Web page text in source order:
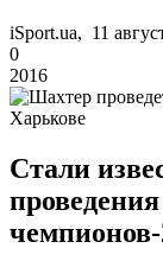
iSport.ua, 11
0
2016
Стали
чемпионов-